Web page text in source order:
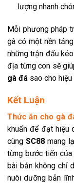
lượng nhanh
Mỗi phương pháp
gà có một nền
những trận đấu
địa từng con sẽ
gà đá sao cho hiệu
Kết Luận
Thức ăn cho gà
khuẩn để đạt hiệu
cùng SC88mang
từng bước tiến của
bài bản không chỉ
nuôi dưỡng bản